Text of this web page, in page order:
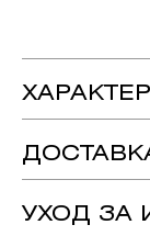
Металл:
УХОД ЗА